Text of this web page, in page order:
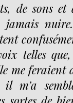
de sons
nuire.
telles
me feraient
m’a